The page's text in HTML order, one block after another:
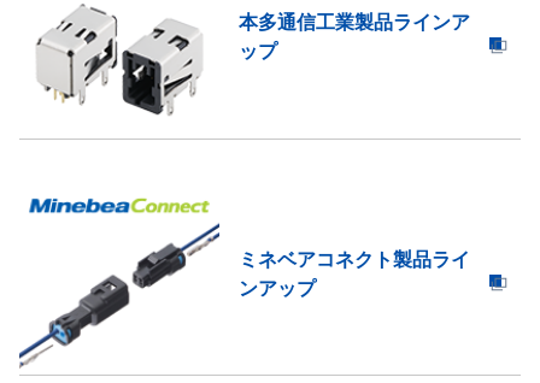
本多通信工業製品ラインア
ップ
ミネベアコネクト製品ライ
ンアップ